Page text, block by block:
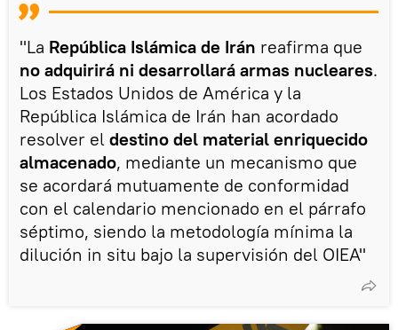
"La República Islámica de Irán reafirma que
no adquirirá ni desarrollará armas nucleares.
Los Estados Unidos de América y la
República Islámica de Irán han acordado
resolver el destino del material enriquecido
almacenado, mediante un mecanismo que
se acordará mutuamente de conformidad
con el calendario mencionado en el párrafo
séptimo, siendo la metodología mínima la
dilución in situ bajo la supervisión del OIEA"